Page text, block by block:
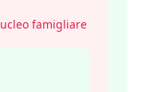
famigliare